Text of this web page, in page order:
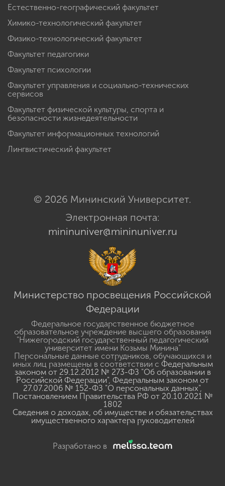
Естественно-географический факультет
Химико-технологический факультет
Физико-технологический факультет
Факультет педагогики
Факультет психологии
Факультет управления и социально-технических
сервисов
Факультет физической культуры, спорта и
безопасности жизнедеятельности
Факультет информационных технологий
Лингвистический факультет
© 2026 Мининский Университет.
Электронная почта:
mininuniver@mininuniver.ru
Министерство просвещения Российской
Федерации
Федеральное государственное бюджетное
образовательное учреждение высшего образования
"Нижегородский государственный педагогический
университет имени Козьмы Минина"
Персональные данные сотрудников, обучающихся и
иных лиц размещены в соответствии с Федеральным
законом от 29.12.2012 № 273-ФЗ "Об образовании в
Российской Федерации", Федеральным законом от
27.07.2006 № 152-ФЗ "О персональных данных",
Постановлением Правительства РФ от 20.10.2021 №
1802
Сведения о доходах, об имуществе и обязательствах
имущественного характера руководителей
Разработано в